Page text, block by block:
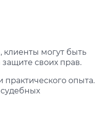
клиенты могут быть
своих прав.
практического опыта.